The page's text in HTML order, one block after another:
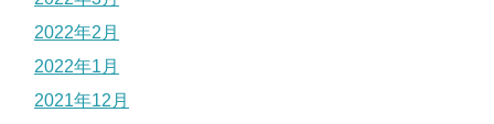
2022年2月
2022年1月
2021年12月